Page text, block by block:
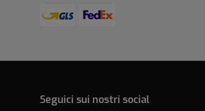
Seguici sui nostri social